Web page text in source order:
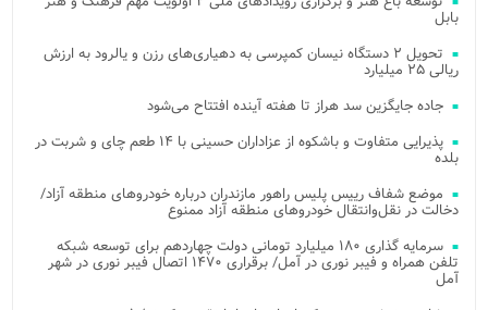
بابل
تحویل ۲ دستگاه نیسان کمپرسی به دهیاری‌های رزن و یالرود به ارزش
ریالی ۲۵ میلیارد
جاده جایگزین سد هراز تا هفته آینده افتتاح می‌شود
پذیرایی متفاوت و باشکوه از عزاداران حسینی با ۱۴ طعم چای و شربت در
بلده
موضع شفاف رییس پلیس راهور مازندران درباره خودروهای منطقه آزاد/
دخالت در نقل‌وانتقال خودروهای منطقه آزاد ممنوع
سرمایه گذاری ۱۸۰ میلیارد تومانی دولت چهاردهم برای توسعه شبکه
تلفن همراه و فیبر نوری در آمل/ برقراری ۱۴۷۰ اتصال فیبر نوری در شهر
آمل